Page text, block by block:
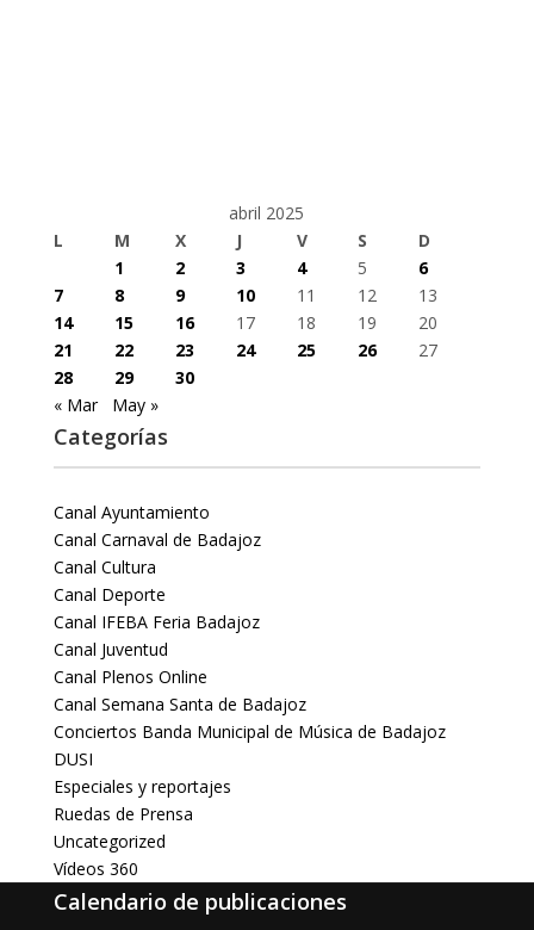
abril 2025
L
M X J V S
D
1
2 3 4 5
6
7
8 9 10 11 12
13
14
15 16 17 18 19
20
21
22 23 24 25 26
27
28
29
30
« Mar
May »
Categorías
Canal Ayuntamiento
Canal Carnaval de Badajoz
Canal Cultura
Canal Deporte
Canal IFEBA Feria Badajoz
Canal Juventud
Canal Plenos Online
Canal Semana Santa de Badajoz
Conciertos Banda Municipal de Música de Badajoz
DUSI
Especiales y reportajes
Ruedas de Prensa
Uncategorized
Vídeos 360
Calendario de publicaciones